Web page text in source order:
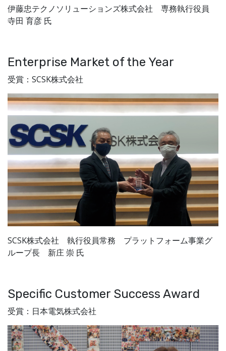
伊藤忠テクノソリューションズ株式会社 専務執行役員
寺田 育彦 氏
Enterprise Market of the Year
受賞：SCSK株式会社
SCSK株式会社 執行役員常務 プラットフォーム事業グ
ループ長 新庄 崇 氏
Specific Customer Success Award
受賞：日本電気株式会社